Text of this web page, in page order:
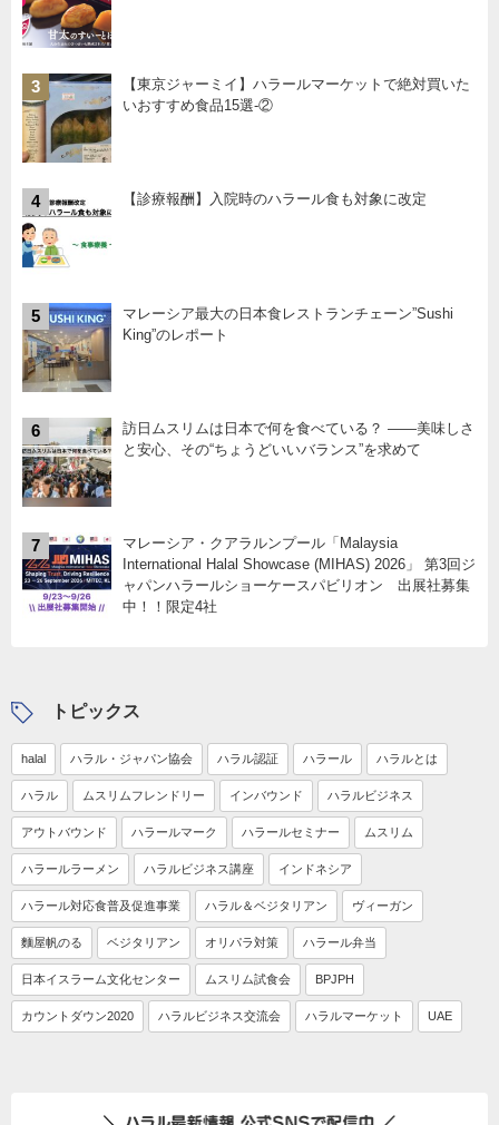
3
【東京ジャーミイ】ハラールマーケットで絶対買いた
いおすすめ食品15選-②
4 【診療報酬】入院時のハラール食も対象に改定
5
マレーシア最大の日本食レストランチェーン”Sushi
King”のレポート
6
訪日ムスリムは日本で何を食べている？ ――美味しさ
と安心、その“ちょうどいいバランス”を求めて
7
マレーシア・クアラルンプール「Malaysia
International Halal Showcase (MIHAS) 2026」 第3回ジ
ャパンハラールショーケースパビリオン 出展社募集
中！！限定4社
トピックス
halal ハラル・ジャパン協会 ハラル認証 ハラール ハラルとは
ハラル ムスリムフレンドリー インバウンド ハラルビジネス
アウトバウンド ハラールマーク ハラールセミナー ムスリム
ハラールラーメン ハラルビジネス講座 インドネシア
ハラール対応食普及促進事業 ハラル＆ベジタリアン ヴィーガン
麵屋帆のる ベジタリアン オリパラ対策 ハラール弁当
日本イスラーム文化センター ムスリム試食会 BPJPH
カウントダウン2020 ハラルビジネス交流会 ハラルマーケット UAE